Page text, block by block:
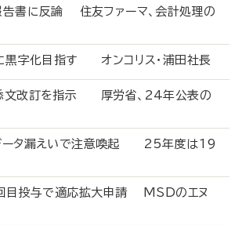
告書に反論 住友ファーマ、会計処理の
字化目指す オンコリス・浦田社長
文改訂を指示 厚労省、24年公表の
ータ漏えいで注意喚起 25年度は19
目投与で適応拡大申請 MSDのエヌ